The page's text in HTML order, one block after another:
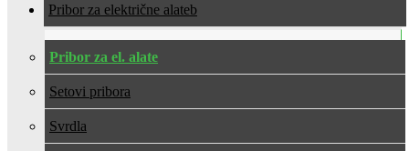
Pribor za električne alate
Pribor za el. alate
Setovi pribora
Svrdla